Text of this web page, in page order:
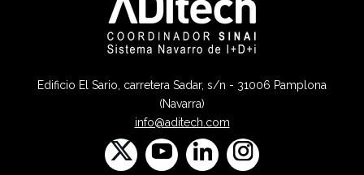
Edificio El Sario, carretera Sadar, s/n - 31006 Pamplona
(Navarra)
info@aditech.com